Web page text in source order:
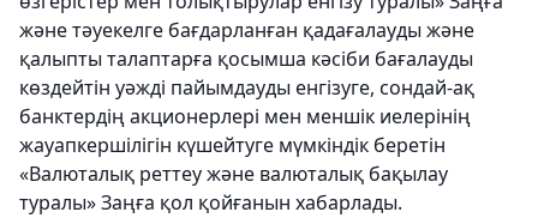
және тәуекелге бағдарланған қадағалауды және
қалыпты талаптарға қосымша кәсіби бағалауды
көздейтін уәжді пайымдауды енгізуге, сондай-ақ
банктердің акционерлері мен меншік иелерінің
жауапкершілігін күшейтуге мүмкіндік беретін
«Валюталық реттеу және валюталық бақылау
туралы» Заңға қол қойғанын хабарлады.